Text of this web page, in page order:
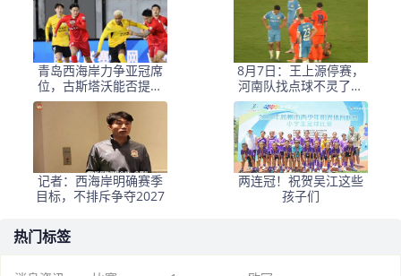
青岛西海岸力争亚冠席
位，古斯塔沃能否提升
表现？
8月7日：王上源停赛，
河南队找点球不灵了，
马拉尼昂不会射门，郑
智剑指亚冠名额
记者：西海岸明确赛季
目标，不排斥争夺2027
两连冠！祝贺吴江这些
孩子们
热门标签